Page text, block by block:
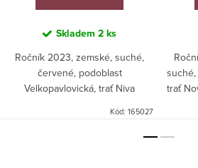
Skladem 2 ks
Ročník 2023, zemské, suché,
červené, podoblast
Velkopavlovická, trať Niva
Kód: 165027
trať
vín